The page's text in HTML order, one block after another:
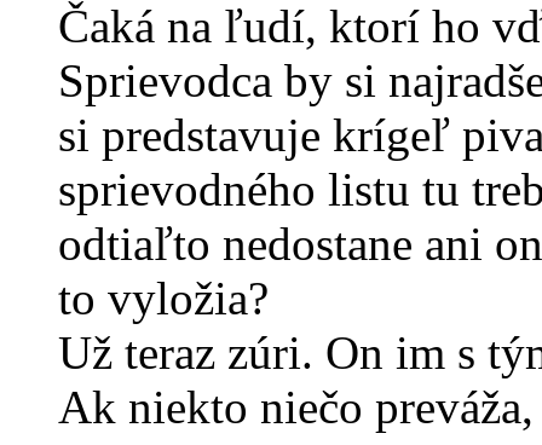
Čaká na ľudí, ktorí ho
Sprievodca by si
si predstavuje krígeľ
sprievodného listu tu
odtiaľto nedostane ani
to vyložia?
Už teraz zúri. On im s
Ak niekto niečo